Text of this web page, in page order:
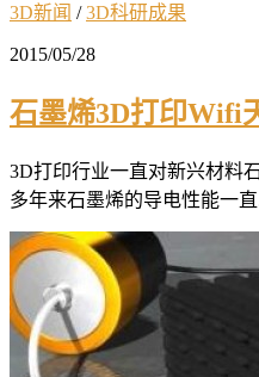
3D新闻 /3D科研成果
2015/05/28
石墨烯3D打印Wifi
3D打印行业一直对新兴材料
多年来石墨烯的导电性能一直